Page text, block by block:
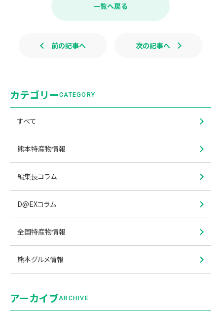
k
一覧へ戻る
前の記事へ 次の記事へ
カテゴリーCATEGORY
すべて
熊本特産物情報
編集長コラム
D@EXコラム
全国特産物情報
熊本グルメ情報
アーカイブARCHIVE